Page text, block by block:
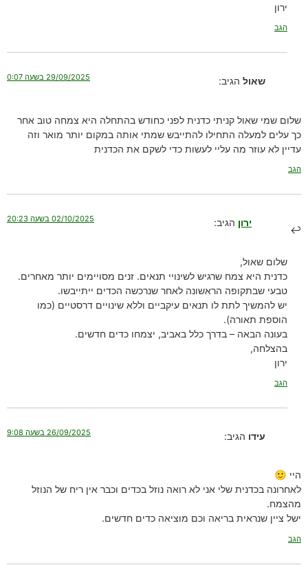
ירון
הגב
שאול הגיב: 29/09/2025 בשעה 0:07
שלום שמי שאול קניתי כדנית לפני כחודש בהתחלה היא צמחה טוב אחר
כך עלים למעלה התחילו להתייבש שמתי אותה במקום יותר מואר וזה
עדיין לא עוזר מה עליי לעשות כדי לשקם את הכדנית
הגב
ירון הגיב: 02/10/2025 בשעה 20:23
שלום שאול,
כדנית היא צמח שרגיש לשינויי תנאים. זנים מסויימים יותר מאחרים.
טבעי שבתקופה הראשונה לאחר שנרכשה הכדים ייתייבשו.
יש להמשיך לתת לו תנאים עיקביים וללא שינויים דרסטיים (כמו
הוספת תאורה).
בעונה הבאה – בדרך כלל באביב, יצמחו כדים חדשים.
בהצלחה,
ירון
הגב
עידו הגיב: 26/09/2025 בשעה 9:08
היי 🙂
לאחרונה בכדנית שלי אני לא רואה נוזל בכדים וכבר אין ריח של הנוזל
מהצמח.
ישל ציין שנראית בריאה וכם מוציאה כדים חדשים.
הגב